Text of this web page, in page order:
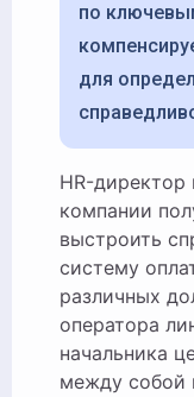
по
для
HR-директор производственной
компании
выстроить
систему
различных
оператора
начальника
между собой